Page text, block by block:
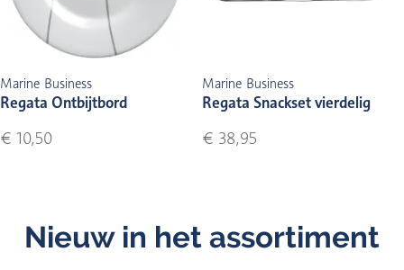
Marine Business
Regata Ontbijtbord
€ 10,50
Marine Business
Regata Snackset vierdelig
€ 38,95
Nieuw in het assortiment